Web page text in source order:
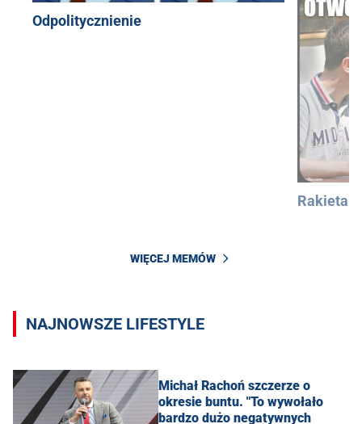
Odpolitycznienie
Rakieta
WIĘCEJ MEMÓW
NAJNOWSZE LIFESTYLE
Michał Rachoń szczerze o
okresie buntu. "To wywołało
bardzo dużo negatywnych